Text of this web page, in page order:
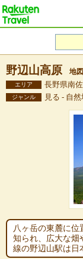
野辺山高原 地
エリア 長野県南
ジャンル 見る - 自
八ヶ岳の東麓に位
知られ、広大な畑
線の野辺山駅は日